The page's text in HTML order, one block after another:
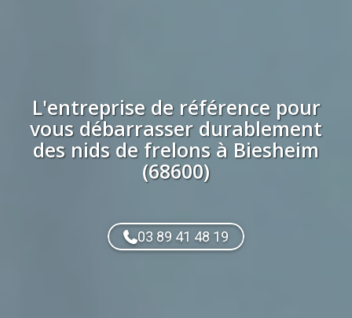
L'entreprise de référence pour
vous débarrasser durablement
des nids de frelonsà Biesheim
(68600)
03 89 41 48 19